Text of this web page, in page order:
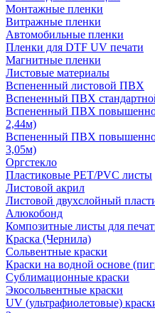
Монтажные пленки
Витражные пленки
Автомобильные пленки
Пленки для DTF UV печати
Магнитные пленки
Листовые материалы
Вспененный листовой ПВХ
Вспененный ПВХ
Вспененный ПВХ
2,44м)
Вспененный ПВХ
3,05м)
Оргстекло
Пластиковые PET/PVC листы
Листовой акрил
Листовой двухслойный
Алюкобонд
Композитные листы для
Краска (Чернила)
Сольвентные краски
Краски на водной основе
Сублимационные краски
Экосольвентные краски
UV (ультрафиолетовые)